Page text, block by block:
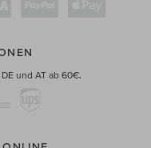
und AT ab 60€.